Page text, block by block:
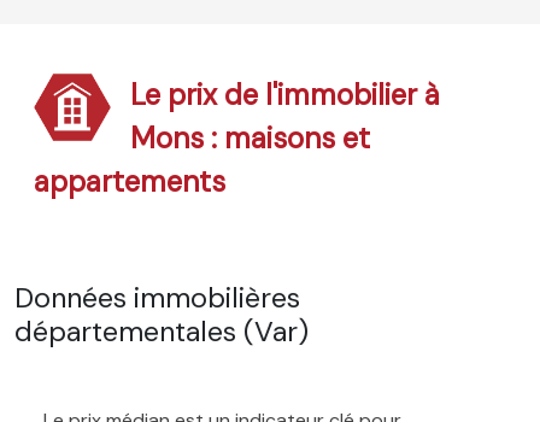
Le prix de l'immobilier à
Mons : maisons et
appartements
Données immobilières
départementales (Var)